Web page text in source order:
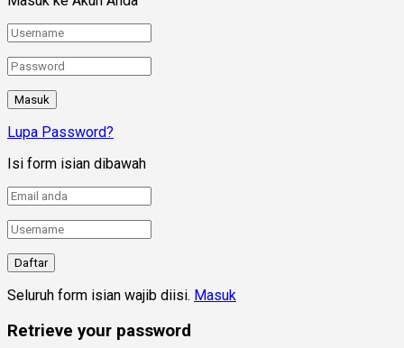
Lupa Password?
Isi form isian dibawah
Seluruh form isian wajib diisi. Masuk
Retrieve your password